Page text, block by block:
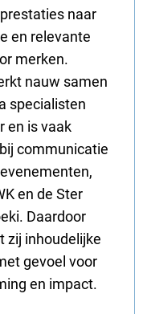
naar
en relevante
merken.
nauw samen
specialisten
en is vaak
communicatie
en de Ster
Daardoor
zij inhoudelijke
gevoel voor
en impact.